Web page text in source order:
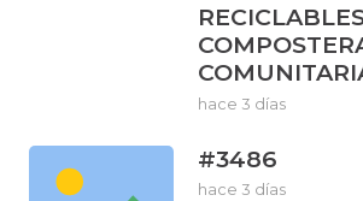
hace 3 días
#3486
hace 3 días